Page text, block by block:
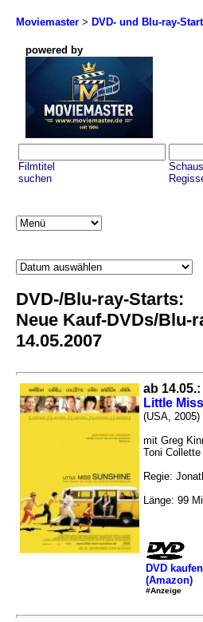
Moviemaster > DVD- und Blu-ray-
powered by
Filmtitel
suchen
DVD-/Blu-ray-Starts:
Neue Kauf-DVDs/Blu-
14.05.2007
ab 14.05.:
Little
(USA, 2005)
mit Greg
Toni Collette
Regie:
Länge: 99
DVD kaufen
(Amazon)
#Anzeige